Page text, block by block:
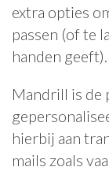
extra opties
passen (of te
handen geeft).
Mandrill is de
hierbij aan
mails zoals